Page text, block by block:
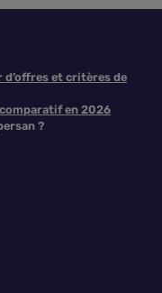
et critères de
en 2026
?